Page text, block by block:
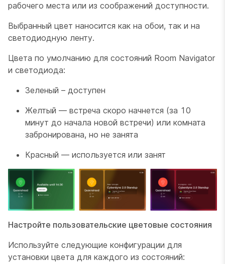
рабочего места или из соображений доступности.
Выбранный цвет наносится как на обои, так и на
светодиодную ленту.
Цвета по умолчанию для состояний Room Navigator
и светодиода:
Зеленый – доступен
Желтый — встреча скоро начнется (за 10
минут до начала новой встречи) или комната
забронирована, но не занята
Красный — используется или занят
Настройте пользовательские цветовые состояния
Используйте следующие конфигурации для
установки цвета для каждого из состояний: